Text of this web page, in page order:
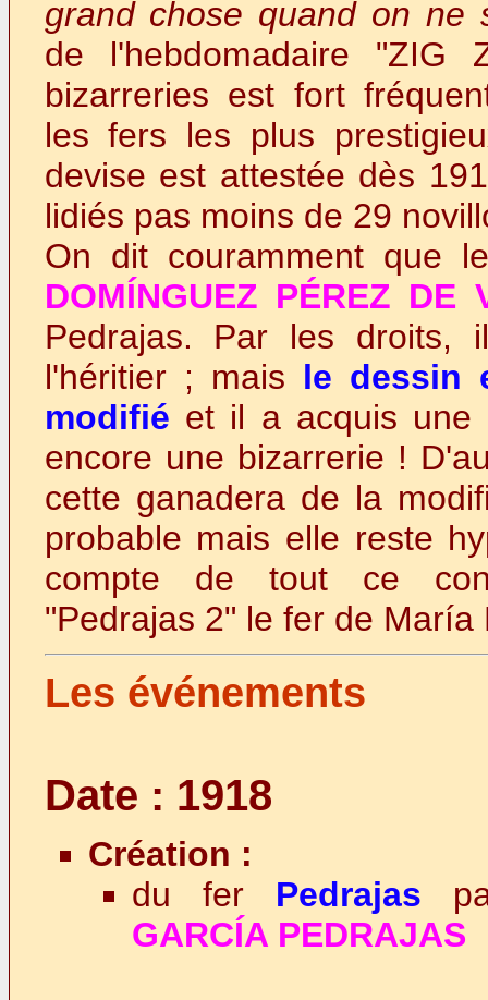
grand chose quand on ne
de l'hebdomadaire "ZIG
bizarreries est fort
les fers les plus
devise est attestée dès
lidiés pas moins de 29
On dit couramment que
DOMÍNGUEZ PÉREZ DE
Pedrajas. Par les droits,
l'héritier ; mais le dessin
modifié et il a acquis une
encore une bizarrerie !
cette ganadera de la
probable mais elle reste
compte de tout ce
"Pedrajas 2" le fer de María
Les événements
Date : 1918
Création :
du fer Pedrajas
GARCÍA PEDRAJAS